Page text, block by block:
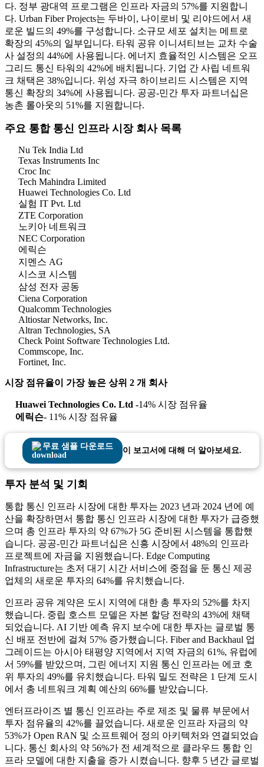
다. 정부 광대역 프로그램은 인프라 자금의 57%를 지원합니
다. Urban Fiber Projects는 두바이, 나이로비 및 리야드에서 새
로운 빌드의 49%를 구성합니다. 소규모 세포 설치는 메트로
확장의 45%의 일부입니다. 타워 공유 이니셔티브는 교차 수술
사 설정의 44%에 사용됩니다. 에너지 효율적인 시스템은 오프
그리드 통신 타워의 42%에 배치됩니다. 기업 간 사립 네트워
크 채택은 38%입니다. 위성 자극 하이브리드 시스템은 지역
통신 확장의 34%에 사용됩니다. 공공-민간 투자 파트너십은
농촌 롤아웃의 51%를 지원합니다.
주요 통합 통신 인프라 시장 회사 목록
Nu Tek India Ltd
Texas Instruments Inc
Croc Inc
Tech Mahindra Limited
Huawei Technologies Co. Ltd
실험 IT Pvt. Ltd
ZTE Corporation
노키아 네트워크
NEC Corporation
에릭슨
지멘스 AG
시스코 시스템
삼성 전자 공동
Ciena Corporation
Qualcomm Technologies
Altiostar Networks, Inc.
Altran Technologies, SA
Check Point Software Technologies Ltd.
Commscope, Inc.
Fortinet, Inc.
시장 점유율이 가장 높은 상위 2 개 회사
Huawei Technologies Co. Ltd -14% 시장 점유율
에릭슨- 11% 시장 점유율
무료 샘플 다운로드 이 보고서에 대해 더 알아보세요.
투자 분석 및 기회
통합 통신 인프라 시장에 대한 투자는 2023 년과 2024 년에 예
산을 확장하면서 통합 통신 인프라 시장에 대한 투자가 급증했
으며 총 인프라 투자의 약 67%가 5G 준비된 시스템을 통합했
습니다. 공공-민간 파트너십은 신흥 시장에서 48%의 인프라
프로젝트에 자금을 지원했습니다. Edge Computing
Infrastructure는 초저 대기 시간 서비스에 중점을 둔 통신 제공
업체의 새로운 투자의 64%를 유치했습니다.
인프라 공유 계약은 도시 지역에 대한 총 투자의 52%를 차지
했습니다. 중립 호스트 모델은 자본 할당 전략의 43%에 채택
되었습니다. AI 기반 예측 유지 보수에 대한 투자는 글로벌 통
신 배포 전반에 걸쳐 57% 증가했습니다. Fiber and Backhaul 업
그레이드는 아시아 태평양 지역에서 지역 자금의 61%, 유럽에
서 59%를 받았으며, 그린 에너지 지원 통신 인프라는 에코 호
위 투자의 49%를 유치했습니다. 타워 밀도 전략은 1 단계 도시
에서 총 네트워크 계획 예산의 66%를 받았습니다.
엔터프라이즈 별 통신 인프라는 주로 제조 및 물류 부문에서
투자 점유율의 42%를 끌었습니다. 새로운 인프라 자금의 약
53%가 Open RAN 및 소프트웨어 정의 아키텍처와 연결되었습
니다. 통신 회사의 약 56%가 전 세계적으로 클라우드 통합 인
프라 모델에 대한 지출을 증가 시켰습니다. 향후 5 년간 글로벌